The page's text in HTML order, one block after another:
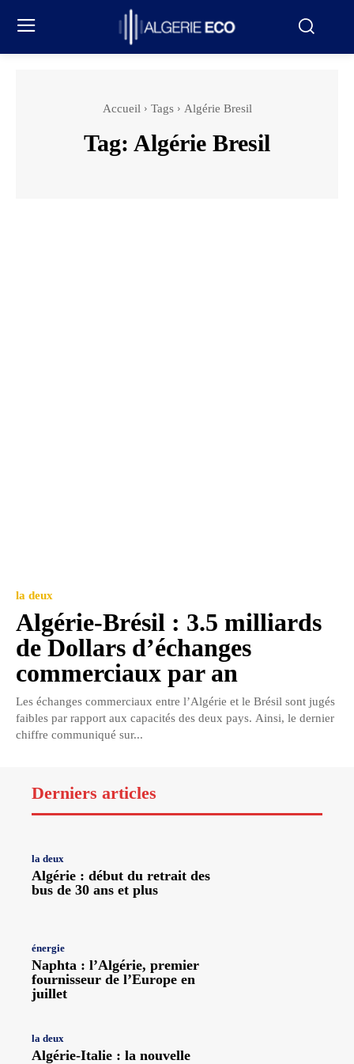
Accueil Tags Algérie Bresil
Tag: Algérie Bresil
la deux
Algérie-Brésil : 3.5 milliards
de Dollars d’échanges
commerciaux par an
Les échanges commerciaux entre l’Algérie et le Brésil sont jugés
faibles par rapport aux capacités des deux pays. Ainsi, le dernier
chiffre communiqué sur...
Derniers articles
la deux
Algérie : début du retrait des
bus de 30 ans et plus
énergie
Naphta : l’Algérie, premier
fournisseur de l’Europe en
juillet
la deux
Algérie-Italie : la nouvelle